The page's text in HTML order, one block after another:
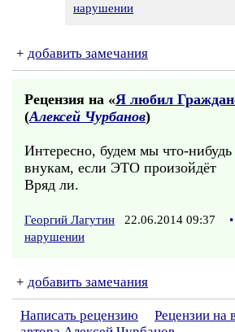
нарушении
+ добавить замечания
Рецензия на «Я любил
(Алексей Чурбанов)
Интересно, будем мы что-нибудь
внукам, если ЭТО произойдёт
Вряд ли.
Георгий Лагутин 22.06.2014 09:37 •
нарушении
+ добавить замечания
Написать рецензию
Рецензии на